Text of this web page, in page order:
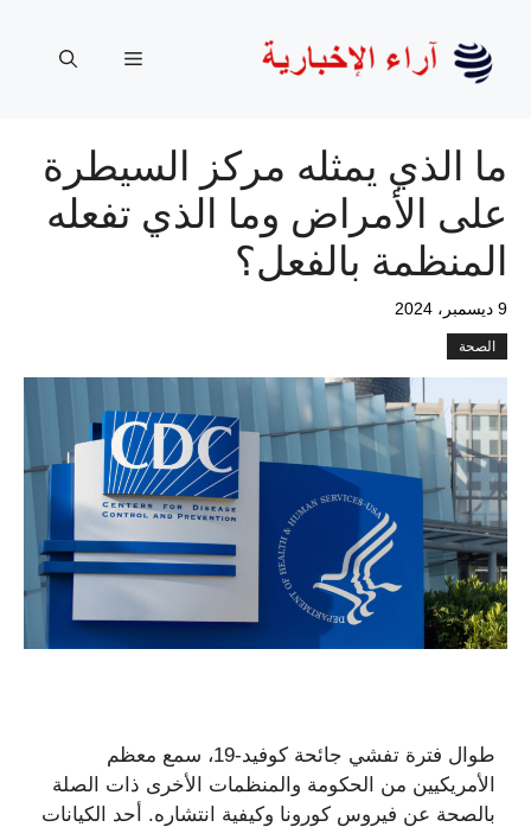
المحتوى
القائمة
ما الذي يمثله مركز السيطرة
على الأمراض وما الذي تفعله
المنظمة بالفعل؟
9 ديسمبر، 2024
الصحة
طوال فترة تفشي جائحة كوفيد-19، سمع معظم
الأمريكيين من الحكومة والمنظمات الأخرى ذات الصلة
بالصحة عن فيروس كورونا وكيفية انتشاره. أحد الكيانات